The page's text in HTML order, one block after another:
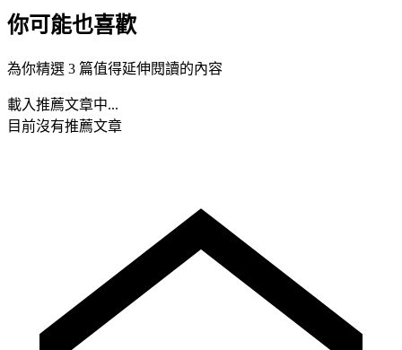
你可能也喜歡
為你精選 3 篇值得延伸閱讀的內容
載入推薦文章中...
目前沒有推薦文章